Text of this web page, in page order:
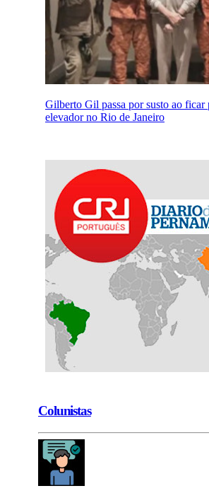
Gilberto Gil passa por susto ao ficar
elevador no Rio de Janeiro
Colunistas